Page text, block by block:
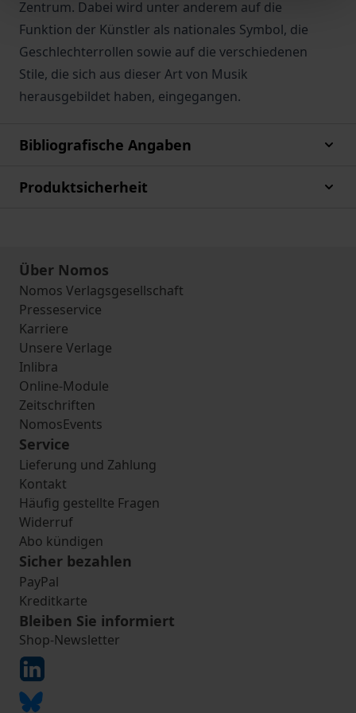
Zentrum. Dabei wird unter anderem auf die
Funktion der Künstler als nationales Symbol, die
Geschlechterrollen sowie auf die verschiedenen
Stile, die sich aus dieser Art von Musik
herausgebildet haben, eingegangen.
Bibliografische Angaben
Produktsicherheit
Über Nomos
Nomos Verlagsgesellschaft
Presseservice
Karriere
Unsere Verlage
Inlibra
Online-Module
Zeitschriften
NomosEvents
Service
Lieferung und Zahlung
Kontakt
Häufig gestellte Fragen
Widerruf
Abo kündigen
Sicher bezahlen
PayPal
Kreditkarte
Bleiben Sie informiert
Shop-Newsletter